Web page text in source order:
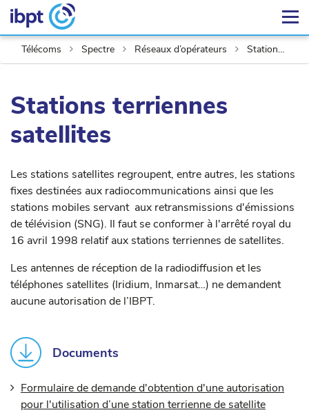
Télécoms Spectre Réseaux d’opérateurs Stations terriennes satellites
Stations terriennes
satellites
Les stations satellites regroupent, entre autres, les stations
fixes destinées aux radiocommunications ainsi que les
stations mobiles servant aux retransmissions d'émissions
de télévision (SNG). Il faut se conformer à l'arrêté royal du
16 avril 1998 relatif aux stations terriennes de satellites.
Les antennes de réception de la radiodiffusion et les
téléphones satellites (Iridium, Inmarsat…) ne demandent
aucune autorisation de l’IBPT.
Documents
Formulaire de demande d'obtention d'une autorisation
pour l'utilisation d’une station terrienne de satellite